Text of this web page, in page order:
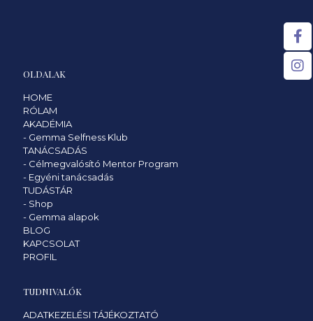
OLDALAK
HOME
RÓLAM
AKADÉMIA
- Gemma Selfness Klub
TANÁCSADÁS
- Célmegvalósító Mentor Program
- Egyéni tanácsadás
TUDÁSTÁR
- Shop
- Gemma alapok
BLOG
KAPCSOLAT
PROFIL
TUDNIVALÓK
ADATKEZELÉSI TÁJÉKOZTATÓ